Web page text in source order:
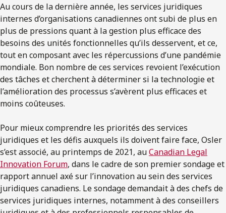
S’abonner
Au cours de la dernière année, les services juridiques
internes d’organisations canadiennes ont subi de plus en
plus de pressions quant à la gestion plus efficace des
besoins des unités fonctionnelles qu’ils desservent, et ce,
tout en composant avec les répercussions d’une pandémie
mondiale. Bon nombre de ces services revoient l’exécution
des tâches et cherchent à déterminer si la technologie et
l’amélioration des processus s’avèrent plus efficaces et
moins coûteuses.
Pour mieux comprendre les priorités des services
juridiques et les défis auxquels ils doivent faire face, Osler
s’est associé, au printemps de 2021, auCanadian Legal
Innovation Forum, dans le cadre de son premier sondage et
rapport annuel axé sur l’innovation au sein des services
juridiques canadiens. Le sondage demandait à des chefs de
services juridiques internes, notamment à des conseillers